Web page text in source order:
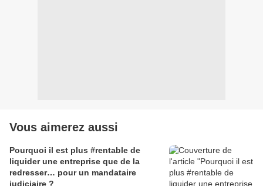
Vous aimerez aussi
Pourquoi il est plus #rentable de
liquider une entreprise que de la
redresser… pour un mandataire
judiciaire ?